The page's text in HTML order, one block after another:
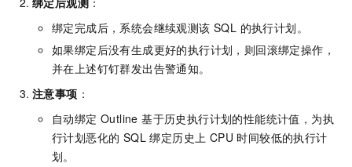
绑定完成后，系统会继续观测该 SQL 的执行计划。
如果绑定后没有生成更好的执行计划，则回滚绑定操作，
并在上述钉钉群发出告警通知。
注意事项 ：
自动绑定 Outline 基于历史执行计划的性能统计值，为执
行计划恶化的 SQL 绑定历史上 CPU 时间较低的执行计
划。